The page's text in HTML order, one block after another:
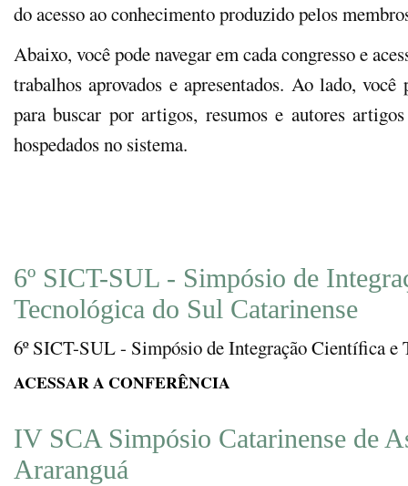
do acesso ao conhecimento produzido pelos
Abaixo, você pode navegar em cada congresso e
trabalhos aprovados e apresentados. Ao lado,
para buscar por artigos, resumos e autores
hospedados no sistema.
6º SICT-SUL - Simpósio de
Tecnológica do Sul Catarinense
6º SICT-SUL - Simpósio de Integração Científica e
ACESSAR A CONFERÊNCIA
IV SCA Simpósio Catarinense de
Araranguá